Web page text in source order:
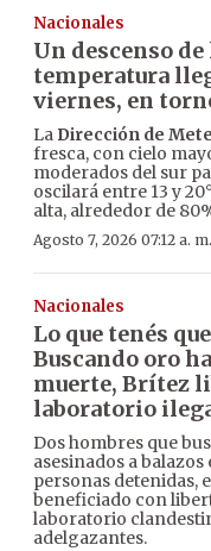
Nacionales
Un descenso de
temperatura
viernes, en
La Dirección de
fresca, con cielo
moderados del sur
oscilará entre 13 y
alta, alrededor de
Agosto 7, 2026 07:12 a. m.
Nacionales
Lo que tenés
Buscando oro
muerte, Brítez
laboratorio
Dos hombres que
asesinados a
personas detenidas,
beneficiado con
laboratorio
adelgazantes.